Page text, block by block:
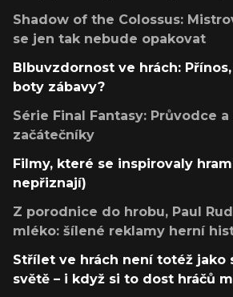
Shadow of the Colossus:
se jen tak nebude opakovat
Blbuvzdornost ve hrách:
boty zábavy?
Série Final Fantasy: Průvodce
začátečníky
Filmy, které se inspirovaly
nepřiznají)
Z porodnice do hrobu, Paul
mléko: šílené reklamy herní
Střílet ve hrách není totéž jako
světě – i když si to dost hráčů